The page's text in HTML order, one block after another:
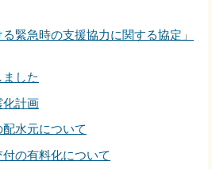
緊急時の支援協力に関する協定」
した
化計画
水元について
付の有料化について